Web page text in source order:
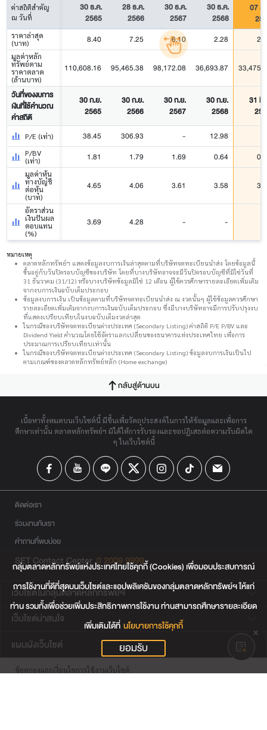
ค่าสถิติสำคัญ
ณ วันที่
30 ธ.ค.
2565
28 ธ.ค.
2566
30 ธ.ค.
2567
30 ธ.ค.
2568
07 ส
ราคาล่าสุด
(บาท)
8.40 7.25 6.10 2.28
มูลค่าหลัก
ทรัพย์ตาม
ราคาตลาด
(ล้านบาท)
110,608.16 95,465.38 98,172.08 36,693.87
วันที่ของงบการ
เงินที่ใช้คำนวณ
ค่าสถิติ
30 ก.ย.
2565
30 ก.ย.
2566
30 ก.ย.
2567
30 ก.ย.
2568
31 มี
P/E (เท่า) 38.45 306.93 - 12.98
P/BV
(เท่า)
1.81 1.79 1.69 0.64
มูลค่าหุ้น
ทางบัญชี
ต่อหุ้น
(บาท)
4.65 4.06 3.61 3.58
อัตราส่วน
เงินปันผล
ตอบแทน
(%)
3.69 4.28 - -
หมายเหตุ
ตลาดหลักทรัพย์ฯ แสดงข้อมูลงบการเงินล่าสุดตามที่บริษัทจดทะเบียนนำส่ง โดยข้อมูลนี้
ขึ้นอยู่กับวันปิดรอบบัญชีของบริษัท โดยที่บางบริษัทอาจจะมีวันปิดรอบบัญชีที่มิใช่วันที่
31 ธันวาคม (31/12) หรือบางบริษัทข้อมูลมิใช่ 12 เดือน ผู้ใช้ควรศึกษารายละเอียดเพิ่มเติม
จากงบการเงินฉบับเต็มประกอบ
ข้อมูลงบการเงิน เป็นข้อมูลตามที่บริษัทจดทะเบียนนำส่ง ณ งวดนั้นๆ ผู้ใช้ข้อมูลควรศึกษา
รายละเอียดเพิ่มเติมจากงบการเงินฉบับเต็มประกอบ ซึ่งมีบางบริษัทอาจมีการปรับปรุงงบ
ที่แสดงเปรียบเทียบในงบฉบับเต็มงวดล่าสุด
ในกรณีของบริษัทจดทะเบียนต่างประเทศ (Secondary Listing) ค่าสถิติ P/E P/BV และ
Dividend Yield คำนวณโดยใช้อัตราแลกเปลี่ยนของธนาคารแห่งประเทศไทย เพื่อการ
ประมาณการเปรียบเทียบเท่านั้น
ในกรณีของบริษัทจดทะเบียนต่างประเทศ (Secondary Listing) ข้อมูลงบการเงินเป็นไป
ตามเกณฑ์ของตลาดหลักทรัพย์หลัก (Home exchange)
กลับสู่ด้านบน
เนื้อหาทั้งหมดบนเว็บไซต์นี้ มีขึ้นเพื่อวัตถุประสงค์ในการให้ข้อมูลและเพื่อการ
ศึกษาเท่านั้น ตลาดหลักทรัพย์ฯ มิได้ให้การรับรองและขอปฏิเสธต่อความรับผิดใด
ๆ ในเว็บไซต์นี้
ติดต่อเรา
ร่วมงานกับเรา
คำถามที่พบบ่อย
SET Contact Center 0 2009 9999
เว็บไซต์ในกลุ่มตลาดหลักทรัพย์ฯ
เว็บไซต์น่าสนใจ
แผนผังเว็บไซต์
ข้อตกลงและเงื่อนไขการใช้งานเว็บไซต์
กลุ่มตลาดหลักทรัพย์แห่งประเทศไทยใช้คุกกี้ (Cookies) เพื่อมอบประสบการณ์
การใช้งานที่ดีที่สุดบนเว็บไซต์และแอปพลิเคชันของกลุ่มตลาดหลักทรัพย์ฯ ให้แก่
ท่าน รวมทั้งเพื่อช่วยเพิ่มประสิทธิภาพการใช้งาน ท่านสามารถศึกษารายละเอียด
เพิ่มเติมได้ที่ นโยบายการใช้คุกกี้
ยอมรับ